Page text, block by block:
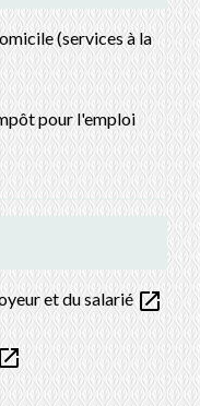
(services à la
pour l'emploi
et du salariéopen_in_new